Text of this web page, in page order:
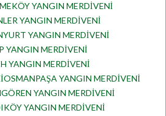
YANGIN MERDİVENİ
YANGIN MERDİVENİ
YANGIN MERDİVENİ
YANGIN MERDİVENİ
YANGIN MERDİVENİ
YANGIN MERDİVENİ
YANGIN MERDİVENİ
YANGIN MERDİVENİ